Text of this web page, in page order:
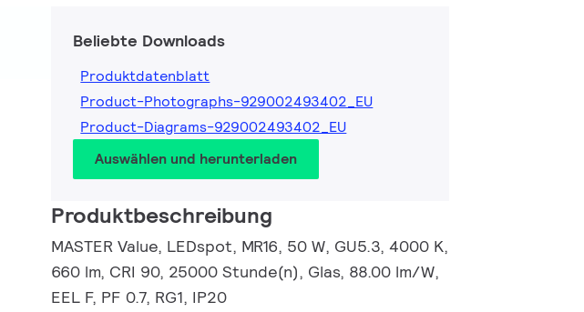
Beliebte Downloads
Produktdatenblatt
Product-Photographs-929002493402_EU
Product-Diagrams-929002493402_EU
Auswählen und herunterladen
Produktbeschreibung
MASTER Value, LEDspot, MR16, 50 W, GU5.3, 4000 K,
660 lm, CRI 90, 25000 Stunde(n), Glas, 88.00 lm/W,
EEL F, PF 0.7, RG1, IP20